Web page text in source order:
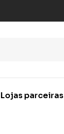
Lojas parceiras